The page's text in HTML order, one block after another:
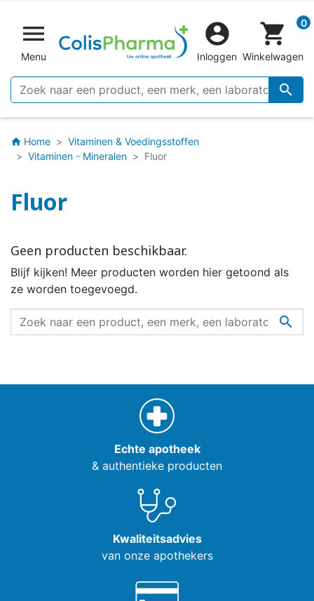

Menu


Inloggen
shopping_cart 0
Winkelwagen
home Home
Vitaminen & Voedingsstoffen
Vitaminen - Mineralen
Fluor
Fluor
Geen producten beschikbaar.
Blijf kijken! Meer producten worden hier getoond als
ze worden toegevoegd.

Echte apotheek
& authentieke producten
Kwaliteitsadvies
van onze apothekers